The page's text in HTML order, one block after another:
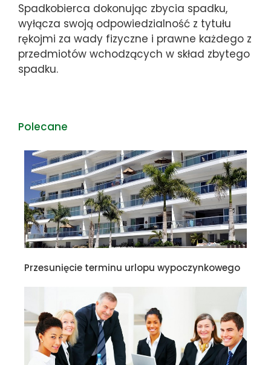
Spadkobierca dokonując zbycia spadku,
wyłącza swoją odpowiedzialność z tytułu
rękojmi za wady fizyczne i prawne każdego z
przedmiotów wchodzących w skład zbytego
spadku.
Polecane
Przesunięcie terminu urlopu wypoczynkowego